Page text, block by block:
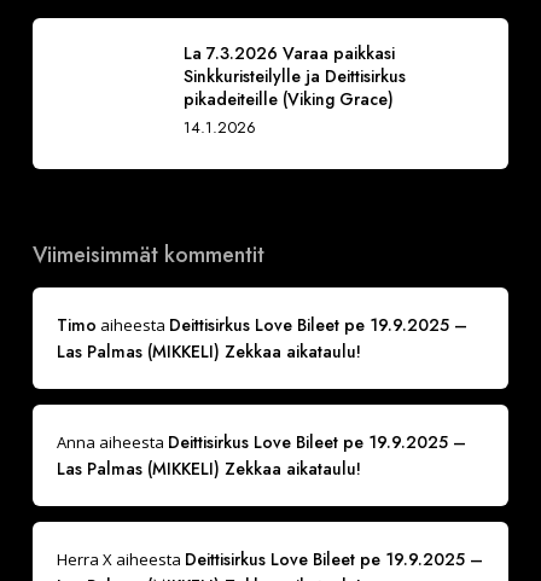
La 7.3.2026 Varaa paikkasi
Sinkkuristeilylle ja Deittisirkus
pikadeiteille (Viking Grace)
14.1.2026
Viimeisimmät kommentit
Timo aiheesta Deittisirkus Love Bileet pe 19.9.2025 –
Las Palmas (MIKKELI) Zekkaa aikataulu!
Anna aiheesta Deittisirkus Love Bileet pe 19.9.2025 –
Las Palmas (MIKKELI) Zekkaa aikataulu!
Herra Xaiheesta Deittisirkus Love Bileet pe 19.9.2025 –